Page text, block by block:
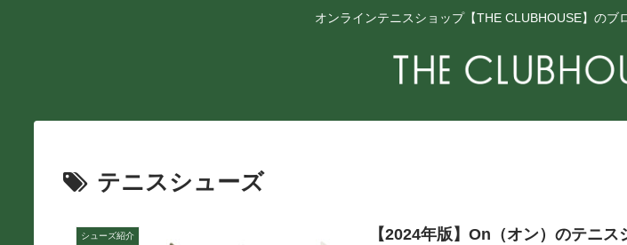
オンラインテニスショップ【THE CLUBHOUSE】のブ
テニスシューズ
シューズ紹介
【2024年版】On（オン）のテニス